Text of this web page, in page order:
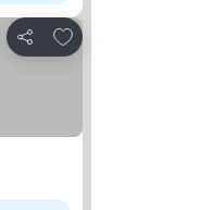
공유
즐겨찾기에 추가